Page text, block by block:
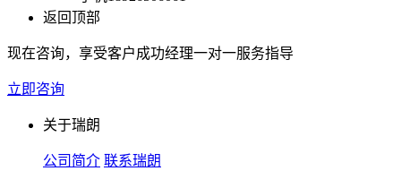
返回顶部
现在咨询，享受客户成功经理一对一服务指导
立即咨询
关于瑞朗
公司简介 联系瑞朗